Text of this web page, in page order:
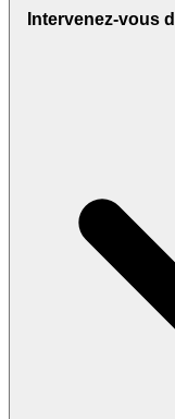
Intervenez-vous